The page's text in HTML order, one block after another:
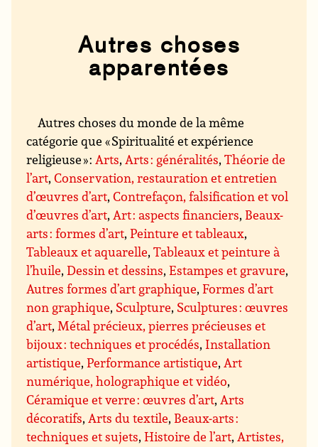
Autres choses
apparentées
Autres choses du monde de la même
catégorie que « Spiritualité et expérience
religieuse » :Arts,Arts : généralités,Théorie de
l’art,Conservation, restauration et entretien
d’œuvres d’art,Contrefaçon, falsification et vol
d’œuvres d’art,Art : aspects financiers, Beaux-
arts : formes d’art,Peinture et tableaux,
Tableaux et aquarelle,Tableaux et peinture à
l’huile,Dessin et dessins,Estampes et gravure,
Autres formes d’art graphique,Formes d’art
non graphique, Sculpture, Sculptures : œuvres
d’art,Métal précieux, pierres précieuses et
bijoux : techniques et procédés, Installation
artistique,Performance artistique,Art
numérique, holographique et vidéo,
Céramique et verre : œuvres d’art,Arts
décoratifs,Arts du textile, Beaux-arts :
techniques et sujets,Histoire de l’art,Artistes,